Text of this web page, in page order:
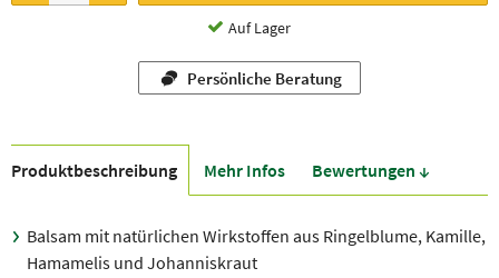
Auf Lager
Persönliche Beratung
Produkt­beschreibung Mehr Infos Bewer­tungen ↓
Balsam mit natürlichen Wirkstoffen aus Ringelblume, Kamille,
Hamamelis und Johanniskraut